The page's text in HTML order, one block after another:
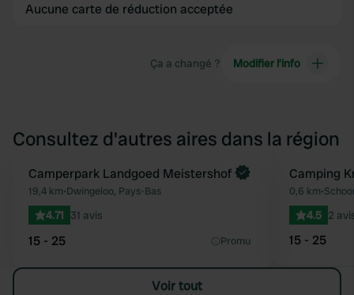
Aucune carte de réduction acceptée
Ça a changé ? Modifier l’info
Consultez d'autres aires dans la région
Préféré
Reserve maintenant
Camperpark Landgoed Meistershof
19,4 km•Dwingeloo, Pays-Bas
4.71 31 avis
15 - 25 Promu
Camping
0,6 km•
4.5 2
15 - 25
Voir tout